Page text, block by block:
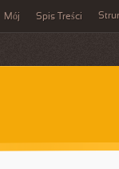
Mój Spis Treści